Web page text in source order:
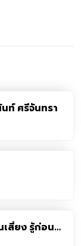
ท์ ศรีจันทรา
สี่ยง รู้ก่อน